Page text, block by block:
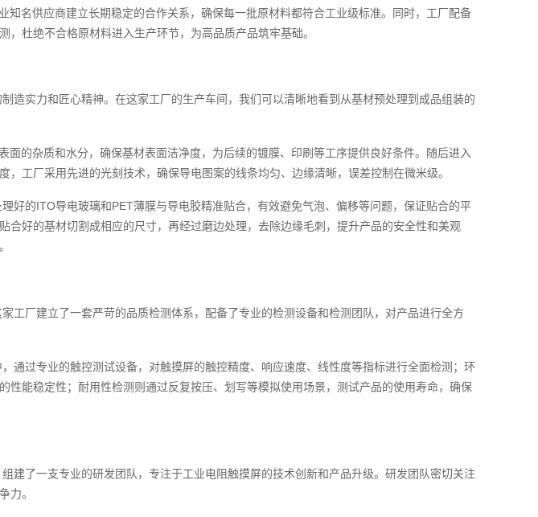
名供应商建立长期稳定的合作关系，确保每一批原材料都符合工业级标准。同时，工厂配备
杜绝不合格原材料进入生产环节，为高品质产品筑牢基础。
实力和匠心精神。在这家工厂的生产车间，我们可以清晰地看到从基材预处理到成品组装的
的杂质和水分，确保基材表面洁净度，为后续的镀膜、印刷等工序提供良好条件。随后进入
工厂采用先进的光刻技术，确保导电图案的线条均匀、边缘清晰，误差控制在微米级。
好的ITO导电玻璃和PET薄膜与导电胶精准贴合，有效避免气泡、偏移等问题，保证贴合的平
好的基材切割成相应的尺寸，再经过磨边处理，去除边缘毛刺，提升产品的安全性和美观
工厂建立了一套严苛的品质检测体系，配备了专业的检测设备和检测团队，对产品进行全方
通过专业的触控测试设备，对触摸屏的触控精度、响应速度、线性度等指标进行全面检测；环
能稳定性；耐用性检测则通过反复按压、划写等模拟使用场景，测试产品的使用寿命，确保
了一支专业的研发团队，专注于工业电阻触摸屏的技术创新和产品升级。研发团队密切关注
力。